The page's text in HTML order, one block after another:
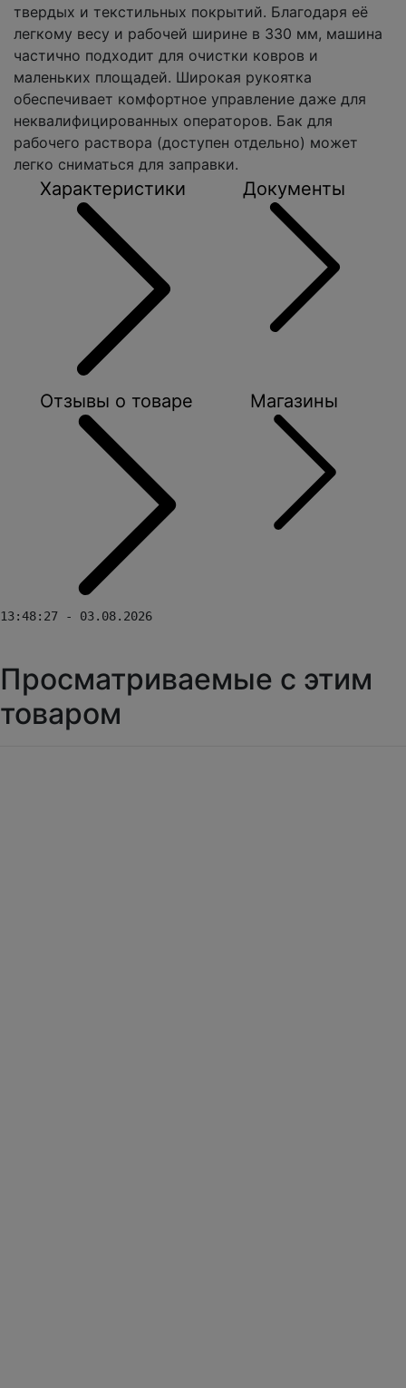
твердых и текстильных покрытий. Благодаря её
легкому весу и рабочей ширине в 330 мм, машина
частично подходит для очистки ковров и
маленьких площадей. Широкая рукоятка
обеспечивает комфортное управление даже для
неквалифицированных операторов. Бак для
рабочего раствора (доступен отдельно) может
легко сниматься для заправки.
Характеристики Документы
Отзывы о товаре Магазины
13:48:27 - 03.08.2026
Просматриваемые с этим
товаром